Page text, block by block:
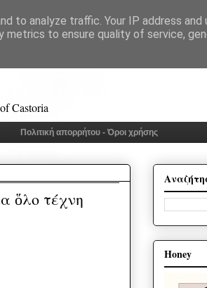
Castoria
Πολιτική απορρήτου - Όροι χρήσης
ὅλο τέχνη
Honey
to analyze traffic. Your IP address and
metrics to ensure quality of service,